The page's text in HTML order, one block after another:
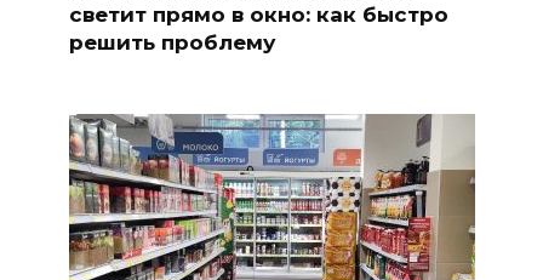
светит прямо в окно: как быстро
решить проблему